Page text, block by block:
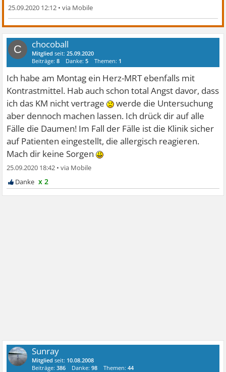
25.09.2020 12:12 •
C chocoball
Mitglied seit:25.09.2020
Beiträge:8 Danke:5 Themen: 1
Ich habe am Montag ein Herz-MRT ebenfalls mit
Kontrastmittel. Hab auch schon total Angst davor, dass
ich das KM nicht vertrage
werde die Untersuchung
aber dennoch machen lassen. Ich drück dir auf alle
Fälle die Daumen! Im Fall der Fälle ist die Klinik sicher
auf Patienten eingestellt, die allergisch reagieren.
Mach dir keine Sorgen
25.09.2020 18:42 •
x 2
Sunray
Mitglied seit: 10.08.2008
Beiträge:386 Danke:98 Themen:44